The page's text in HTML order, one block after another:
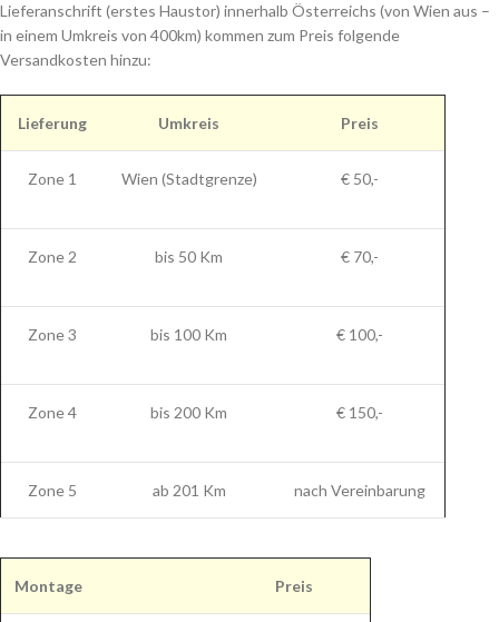
Lieferanschrift (erstes Haustor) innerhalb Österreichs (von Wien aus –
in einem Umkreis von 400km) kommen zum Preis folgende
Versandkosten hinzu:
Lieferung Umkreis Preis
Zone 1 Wien (Stadtgrenze) € 50,-
Zone 2 bis 50 Km € 70,-
Zone 3 bis 100 Km € 100,-
Zone 4 bis 200 Km € 150,-
Zone 5 ab 201 Km nach Vereinbarung
Montage Preis